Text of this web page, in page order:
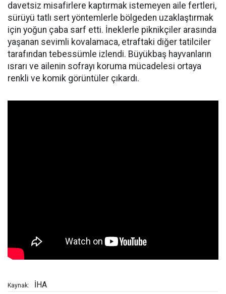
davetsiz misafirlere kaptırmak istemeyen aile fertleri,
sürüyü tatlı sert yöntemlerle bölgeden uzaklaştırmak
için yoğun çaba sarf etti. İneklerle piknikçiler arasında
yaşanan sevimli kovalamaca, etraftaki diğer tatilciler
tarafından tebessümle izlendi. Büyükbaş hayvanların
ısrarı ve ailenin sofrayı koruma mücadelesi ortaya
renkli ve komik görüntüler çıkardı.
Kaynak: İHA